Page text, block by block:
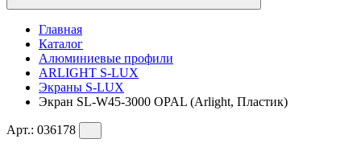
Главная
Каталог
Алюминиевые профили
ARLIGHT S-LUX
Экраны S-LUX
Экран SL-W45-3000 OPAL (Arlight, Пластик)
Арт.: 036178